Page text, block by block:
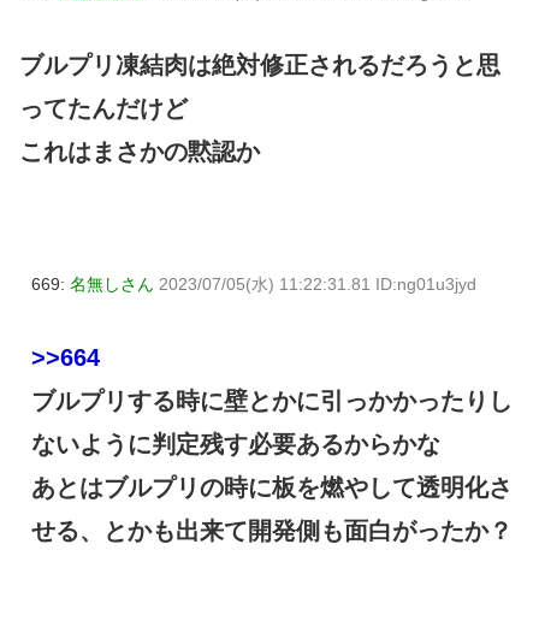
ブルプリ凍結肉は絶対修正されるだろうと思
ってたんだけど
これはまさかの黙認か
669: 名無しさん 2023/07/05(水) 11:22:31.81 ID:ng01u3jyd
>>664
ブルプリする時に壁とかに引っかかったりし
ないように判定残す必要あるからかな
あとはブルプリの時に板を燃やして透明化さ
せる、とかも出来て開発側も面白がったか？